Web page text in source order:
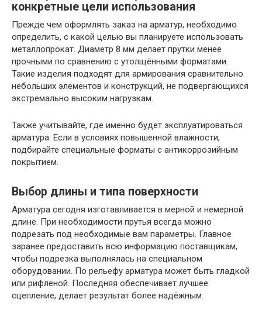
конкретные цели использования
Прежде чем оформлять заказ на арматур, необходимо
определить, с какой целью вы планируете использовать
металлопрокат. Диаметр 8 мм делает прутки менее
прочными по сравнению с утолщёнными форматами.
Такие изделия подходят для армирования сравнительно
небольших элементов и конструкций, не подвергающихся
экстремально высоким нагрузкам.
Также учитывайте, где именно будет эксплуатироваться
арматура. Если в условиях повышенной влажности,
подбирайте специальные форматы с антикоррозийным
покрытием.
Выбор длины и типа поверхности
Арматура сегодня изготавливается в мерной и немерной
длине. При необходимости прутья всегда можно
подрезать под необходимые вам параметры. Главное
заранее предоставить всю информацию поставщикам,
чтобы подрезка выполнялась на специальном
оборудовании. По рельефу арматура может быть гладкой
или рифлёной. Последняя обеспечивает лучшее
сцепление, делает результат более надёжным.